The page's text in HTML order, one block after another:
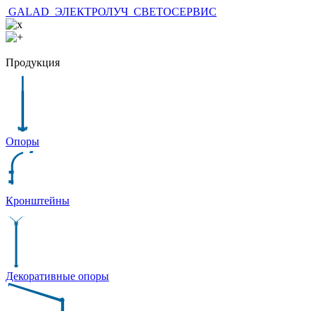
GALAD ЭЛЕКТРОЛУЧ СВЕТОСЕРВИС
Продукция
Опоры
Кронштейны
Декоративные опоры